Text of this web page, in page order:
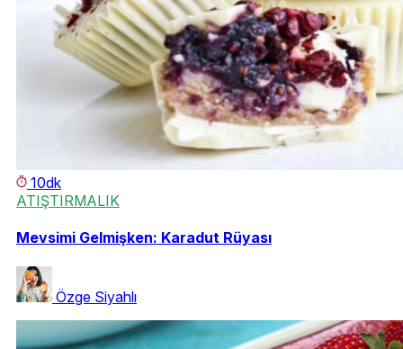
10dk
ATIŞTIRMALIK
Mevsimi Gelmişken: Karadut Rüyası
Özge Siyahlı